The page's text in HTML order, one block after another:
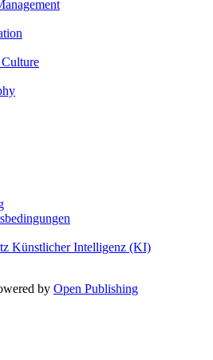
Culture
Künstlicher Intelligenz (KI)
by Open Publishing